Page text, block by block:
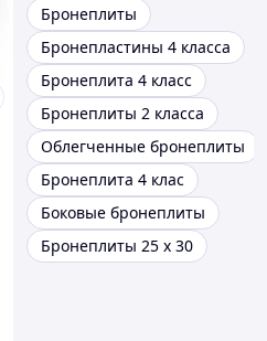
Бронеплиты
Бронепластины 4 класса
Бронеплита 4 класс
Бронеплиты 2 класса
Облегченные бронеплиты
Бронеплита 4 клас
Боковые бронеплиты
Бронеплиты 25 х 30